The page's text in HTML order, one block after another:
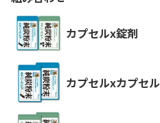
プレミアム│顆粒タイプ
カプセルx錠剤
カプセルxカプセル